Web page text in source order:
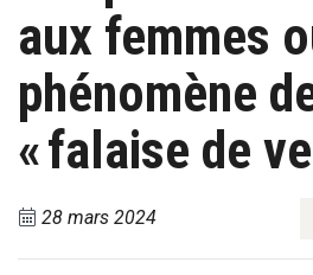
aux femmes
phénomène
« falaise de
28 mars 2024